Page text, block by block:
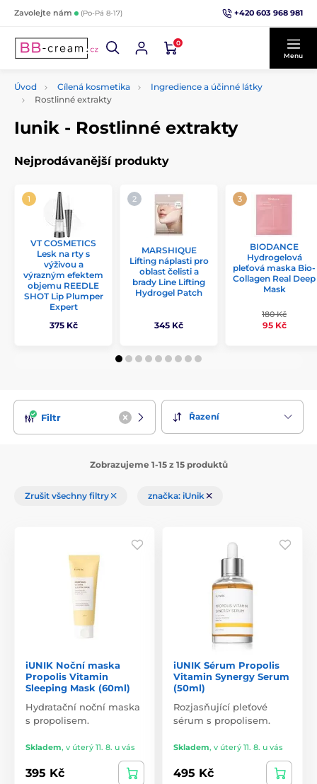
Zavolejte nám (Po-Pá 8-17) +420 603 968 981
0
Menu
Úvod Cílená kosmetika
Ingredience a účinné látky
Rostlinné extrakty
Iunik - Rostlinné extrakty
Nejprodávanější produkty
VT COSMETICS
Lesk na rty s
výživou a
výrazným efektem
objemu REEDLE
SHOT Lip Plumper
Expert
375 Kč
MARSHIQUE
Lifting náplasti pro
oblast čelisti a
brady Line Lifting
Hydrogel Patch
345 Kč
BIODANCE
Hydrogelová
pleťová maska Bio-
Collagen Real Deep
Mask
180 Kč
95 Kč
Filtr Řazení
Zobrazujeme 1-15 z 15 produktů
Zrušit všechny filtry značka: iUnik
iUNIK Noční maska
Propolis Vitamin
Sleeping Mask (60ml)
Hydratační noční maska
s propolisem.
Skladem, v úterý 11. 8. u vás
395 Kč
iUNIK Sérum Propolis
Vitamin Synergy Serum
(50ml)
Rozjasňující pleťové
sérum s propolisem.
Skladem, v úterý 11. 8. u vás
495 Kč